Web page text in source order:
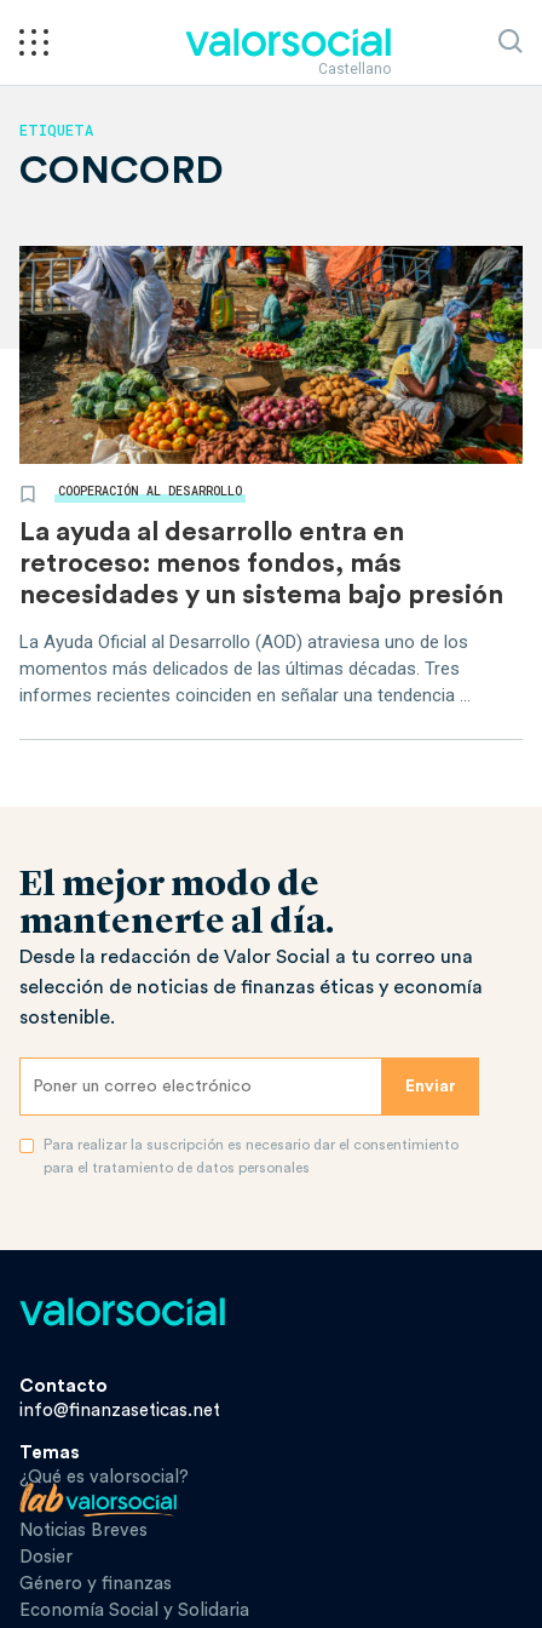
Castellano
ETIQUETA
CONCORD
COOPERACIÓN AL DESARROLLO
La ayuda al desarrollo entra en
retroceso: menos fondos, más
necesidades y un sistema bajo presión
La Ayuda Oficial al Desarrollo (AOD) atraviesa uno de los
momentos más delicados de las últimas décadas. Tres
informes recientes coinciden en señalar una tendencia ...
El mejor modo de
mantenerte al día.
Desde la redacción de Valor Social a tu correo una
selección de noticias de finanzas éticas y economía
sostenible.
Para realizar la suscripción es necesario dar el consentimiento
para el tratamiento de datos personales
Contacto
info@finanzaseticas.net
Temas
¿Qué es valorsocial?
Noticias Breves
Dosier
Género y finanzas
Economía Social y Solidaria